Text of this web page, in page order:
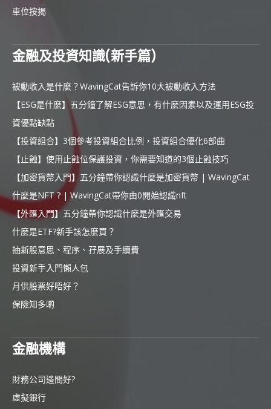
車位按揭
金融及投資知識(新手篇)
被動收入是什麼？WavingCat告訴你10大被動收入方法
【ESG是什麼】五分鐘了解ESG意思，有什麼因素以及運用ESG投
資優點缺點
【投資組合】3個參考投資組合比例，投資組合優化6部曲
【止蝕】使用止蝕位保護投資，你需要知道的3個止蝕技巧
【加密貨幣入門】五分鐘帶你認識什麼是加密貨幣 | WavingCat
什麼是NFT ? | WavingCat帶你由0開始認識nft
【外匯入門】五分鐘帶你認識什麼是外匯交易
什麼是ETF?新手該怎麼買？
抽新股意思、程序、孖展及手續費
投資新手入門懶人包
月供股票好唔好？
保險知多啲
金融機構
財務公司邊間好?
虛擬銀行